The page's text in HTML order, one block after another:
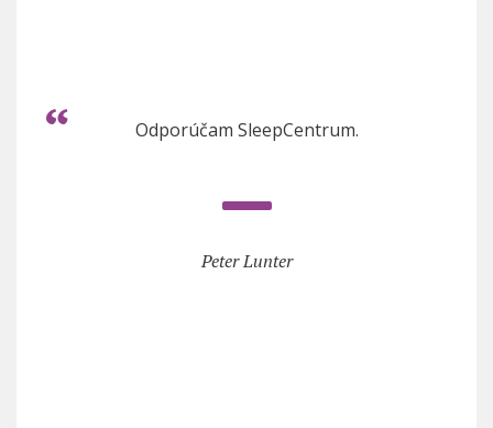
Odporúčam SleepCentrum.
Peter Lunter